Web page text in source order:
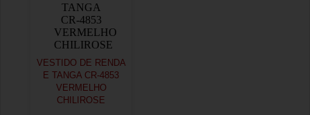
VESTIDO DE RENDA
E TANGA CR-4853
VERMELHO
CHILIROSE